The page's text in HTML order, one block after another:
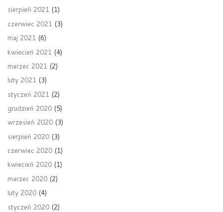
sierpień 2021 (1)
czerwiec 2021 (3)
maj 2021 (6)
kwiecień 2021 (4)
marzec 2021 (2)
luty 2021 (3)
styczeń 2021 (2)
grudzień 2020 (5)
wrzesień 2020 (3)
sierpień 2020 (3)
czerwiec 2020 (1)
kwiecień 2020 (1)
marzec 2020 (2)
luty 2020 (4)
styczeń 2020 (2)